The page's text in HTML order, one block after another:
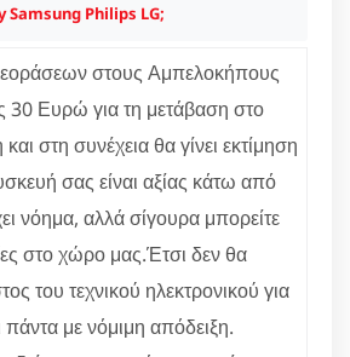
Samsung Philips LG;
στους Αμπελοκήπους
30 Ευρώ για τη μετάβαση στο
στη συνέχεια θα γίνει εκτίμηση
σας είναι αξίας κάτω από
νόημα, αλλά σίγουρα μπορείτε
στο χώρο μας.Έτσι δεν θα
του τεχνικού ηλεκτρονικού για
πάντα με νόμιμη απόδειξη.